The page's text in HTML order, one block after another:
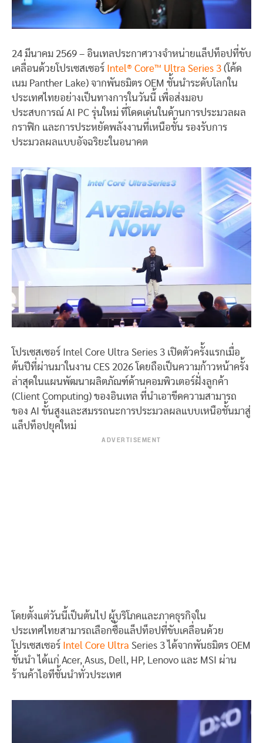
24 มีนาคม 2569 – อินเทลประกาศวางจำหน่ายแล็ปท็อปที่ขับ
เคลื่อนด้วยโปรเซสเซอร์ Intel® Core™ Ultra Series 3 (โค้ด
เนม Panther Lake) จากพันธมิตร OEM ชั้นนำระดับโลกใน
ประเทศไทยอย่างเป็นทางการในวันนี้ เพื่อส่งมอบ
ประสบการณ์ AI PC รุ่นใหม่ ที่โดดเด่นในด้านการประมวลผล
กราฟิก และการประหยัดพลังงานที่เหนือชั้น รองรับการ
ประมวลผลแบบอัจฉริยะในอนาคต
โปรเซสเซอร์ Intel Core Ultra Series 3 เปิดตัวครั้งแรกเมื่อ
ต้นปีที่ผ่านมาในงาน CES 2026 โดยถือเป็นความก้าวหน้าครั้ง
ล่าสุดในแผนพัฒนาผลิตภัณฑ์ด้านคอมพิวเตอร์ฝั่งลูกค้า
(Client Computing) ของอินเทล ที่นำเอาขีดความสามารถ
ของ AI ขั้นสูงและสมรรถนะการประมวลผลแบบเหนือชั้นมาสู่
แล็ปท็อปยุคใหม่
ADVERTISEMENT
โดยตั้งแต่วันนี้เป็นต้นไป ผู้บริโภคและภาคธุรกิจใน
ประเทศไทยสามารถเลือกซื้อแล็ปท็อปที่ขับเคลื่อนด้วย
โปรเซสเซอร์ Intel Core Ultra Series 3 ได้จากพันธมิตร OEM
ชั้นนำ ได้แก่ Acer, Asus, Dell, HP, Lenovo และ MSI ผ่าน
ร้านค้าไอทีชั้นนำทั่วประเทศ